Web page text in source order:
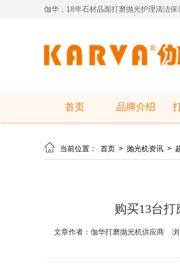
伽华，18年石材晶面打磨抛光护理清洁保
首页 品牌介绍
 当前位置： 首页 > 抛光机资讯 >
购买13台
文章作者：伽华打磨抛光机供应商